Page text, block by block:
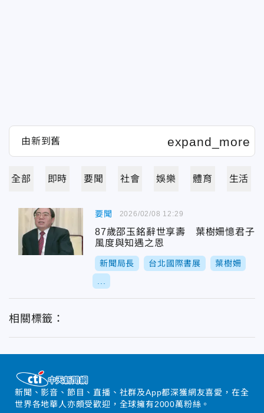
全部 即時 要聞 社會 娛樂 體育 生活
要聞
87歲邵玉銘辭世享壽 葉樹姍憶君子
風度與知遇之恩
新聞局長 台北國際書展 葉樹姍
2026/02/08 12:29
相關標籤：
新聞、影音、節目、直播、社群及App都深獲網友喜愛，在全
世界各地華人亦頗受歡迎，全球擁有2000萬粉絲。